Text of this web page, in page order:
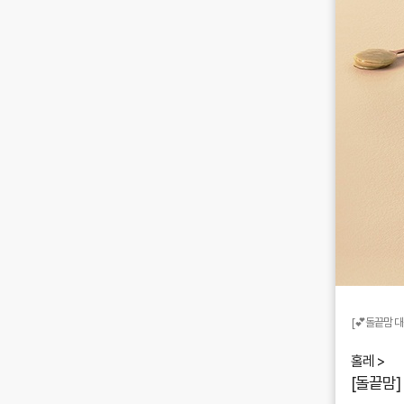
[💕돌끝맘
홀레 >
[돌끝맘